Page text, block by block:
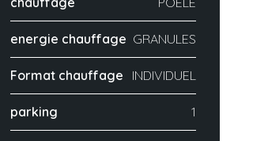
energie chauffage GRANULES
Format chauffage INDIVIDUEL
parking 1